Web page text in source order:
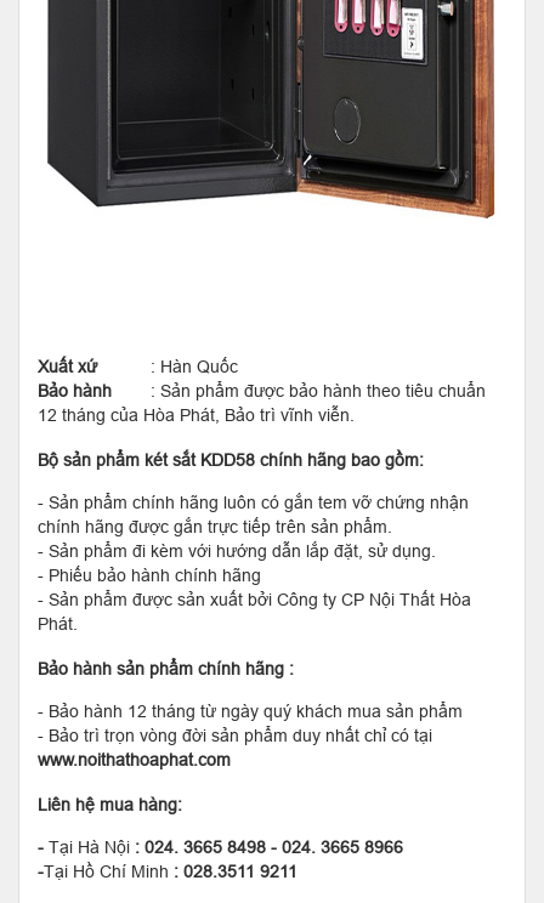
Xuất xứ: Hàn Quốc
Bảo hành : Sản phẩm được bảo hành theo tiêu chuẩn
12 tháng của Hòa Phát, Bảo trì vĩnh viễn.
Bộ sản phẩm két sắt KDD58 chính hãng bao gồm:
- Sản phẩm chính hãng luôn có gắn tem vỡ chứng nhận
chính hãng được gắn trực tiếp trên sản phẩm.
- Sản phẩm đi kèm với hướng dẫn lắp đặt, sử dụng.
- Phiếu bảo hành chính hãng
- Sản phẩm được sản xuất bởi Công ty CP Nội Thất Hòa
Phát.
Bảo hành sản phẩm chính hãng :
- Bảo hành 12 tháng từ ngày quý khách mua sản phẩm
- Bảo trì trọn vòng đời sản phẩm duy nhất chỉ có tại
www.noithathoaphat.com
Liên hệ mua hàng:
- Tại Hà Nội : 024. 3665 8498 - 024. 3665 8966
-Tại Hồ Chí Minh : 028.3511 9211